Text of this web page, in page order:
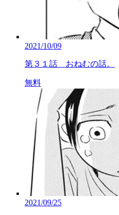
2021/10/09
第３１話 おねむの話。
無料
2021/09/25